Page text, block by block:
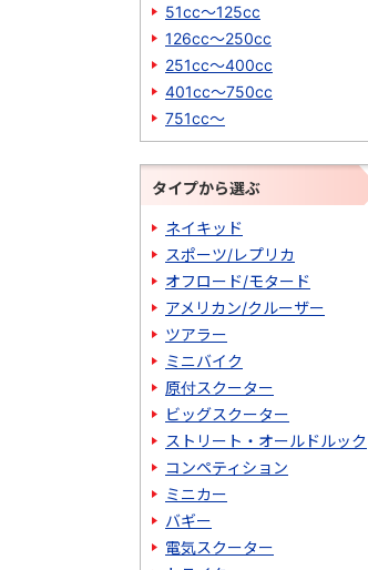
51cc～125cc
126cc～250cc
251cc～400cc
401cc～750cc
751cc～
タイプから選ぶ
ネイキッド
スポーツ/レプリカ
オフロード/モタード
アメリカン/クルーザー
ツアラー
ミニバイク
原付スクーター
ビッグスクーター
ストリート・オールドルック
コンペティション
ミニカー
バギー
電気スクーター